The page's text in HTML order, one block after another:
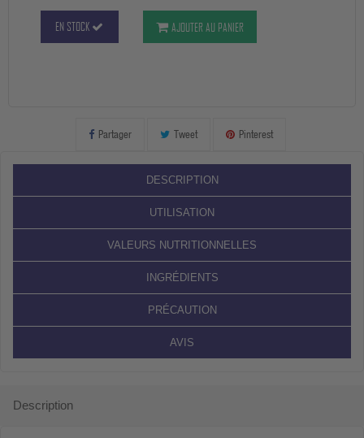
EN STOCK AJOUTER AU PANIER
Partager Tweet Pinterest
DESCRIPTION
UTILISATION
VALEURS NUTRITIONNELLES
INGRÉDIENTS
PRÉCAUTION
AVIS
Description